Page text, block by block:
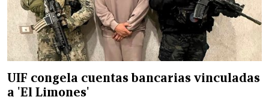
UIF congela cuentas bancarias vinculadas
a 'El Limones'